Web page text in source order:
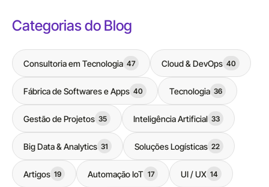
Categorias do Blog
Consultoria em Tecnologia 47 Cloud & DevOps 40
Fábrica de Softwares e Apps 40 Tecnologia 36
Gestão de Projetos 35 Inteligência Artificial 33
Big Data & Analytics 31 Soluções Logísticas 22
Artigos 19 Automação IoT 17 UI / UX 14